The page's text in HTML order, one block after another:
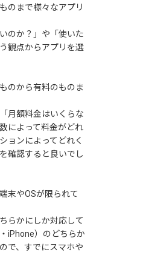
のまで様々なアプリ
のか？」や「使いた
観点からアプリを選
のから有料のものま
月額料金はいくらな
によって料金がどれ
ョンによってどれく
確認すると良いでし
末やOSが限られて
らかにしか対応して
iPhone）のどちらか
で、すでにスマホや